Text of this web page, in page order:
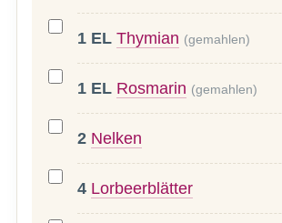
1 EL Thymian (gemahlen)
1 EL Rosmarin (gemahlen)
2 Nelken
4 Lorbeerblätter